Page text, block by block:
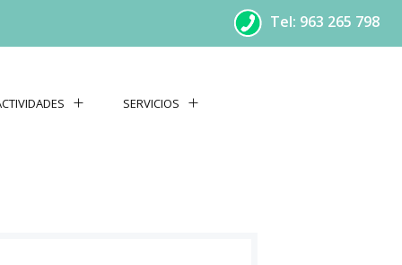
Tel: 963 265 798
SERVICIOS